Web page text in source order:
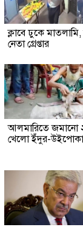
ক্লাবে ঢুকে
নেতা গ্রেপ্তার
আলমারিতে জমানো
খেলো ইঁদুর-